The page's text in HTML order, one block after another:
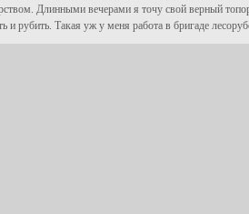
Длинными вечерами я точу свой верный
и рубить. Такая уж у меня работа в бригаде